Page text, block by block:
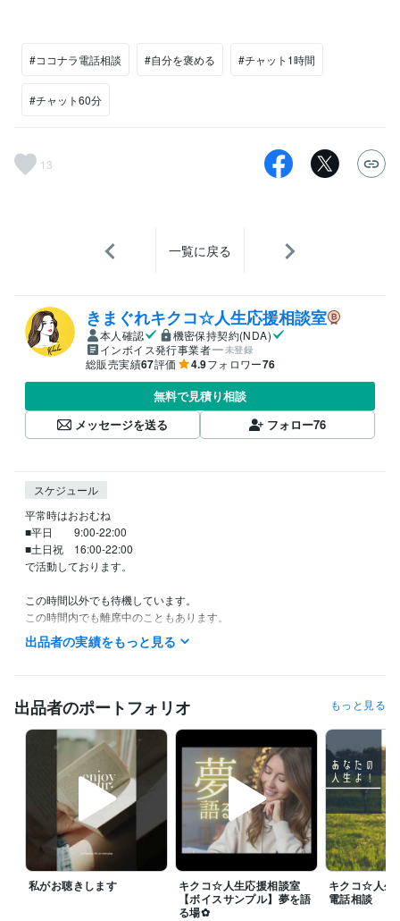
#ココナラ電話相談 #自分を褒める #チャット1時間
#チャット60分
13
一覧に戻る
きまぐれキクコ☆人生応援相談室
本人確認
機密保持契約(NDA)
インボイス発行事業者
未登録
総販売実績67評価 4.9フォロワー76
無料で見積り相談
メッセージを送る
フォロー76
スケジュール
平常時はおおむね
■平日　　9:00-22:00
■土日祝　16:00-22:00
で活動しております。
この時間以外でも待機しています。
この時間内でも離席中のこともあります。
◆「待機中」となっていたらいつでもお電話ください。「今すぐ電話す
◆「相談中」の時は、相談終了後すぐに返信いたします。メッセージを
いただけるとうれしいです。
◆ポートフォリオにボイスサンプルがあります。ご購入前にお聞きいた
だくとイメージしやすいと思います。
◆ココナラブログもご覧いただけるとうれしいです！
これまでの人生で私が感じたこと、経験したこと、苦労したこと、良か
ったことなど「人となり」が少しだけ分かるかもしれません。
＊---＊  ＊---＊  ＊---＊
出品者の実績をもっと見る
出品者のポートフォリオ もっと見る
私がお聴きします
キクコ☆人生応援相談室
【ボイスサンプル】夢を語
る場✿
キクコ☆人
電話相談